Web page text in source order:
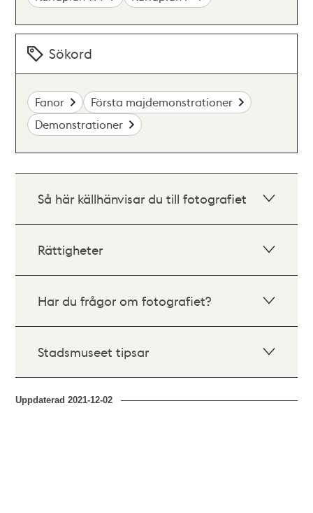
Sökord
Fanor
Första majdemonstrationer
Demonstrationer
Så här källhänvisar du till fotografiet
Rättigheter
Har du frågor om fotografiet?
Stadsmuseet tipsar
Uppdaterad2021-12-02